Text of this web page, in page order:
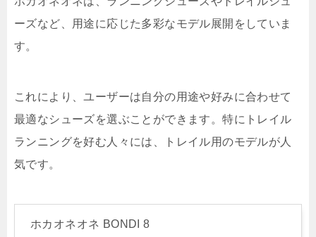
ーズなど、用途に応じた多彩なモデル展開をしていま
す。
これにより、ユーザーは自分の用途や好みに合わせて
最適なシューズを選ぶことができます。特にトレイル
ランニングを好む人々には、トレイル用のモデルが人
気です。
ホカオネオネ BONDI 8